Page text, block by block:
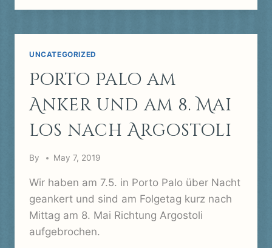
UNCATEGORIZED
Porto Palo am
Anker und am 8. Mai
los nach Argostoli
By May 7, 2019
Wir haben am 7.5. in Porto Palo über Nacht
geankert und sind am Folgetag kurz nach
Mittag am 8. Mai Richtung Argostoli
aufgebrochen.